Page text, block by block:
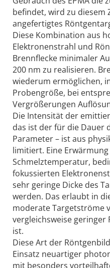
befindet, wird zu diesem
angefertigtes
Diese Kombination aus
Elektronenstrahl und
Brennflecke minimaler
200 nm zu realisieren.
wiederum ermöglichen,
Probengröße, bei
Vergrößerungen
Die Intensität der
das ist der für die Dauer
Parameter – ist aus
limitiert. Eine
Schmelztemperatur,
fokussierten
sehr geringe Dicke des
werden. Das erlaubt in
moderate Targetströme
vergleichsweise
ist.
Diese Art der
Einsatz neuartiger
mit besonders